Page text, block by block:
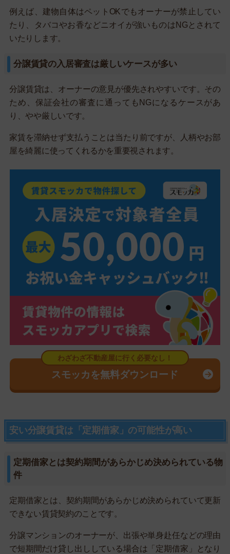
例えば、建物自体はペットOKでもオーナーが禁止してい
たり、タバコやお香などニオイが強いものはNGとされて
いたりします。
分譲賃貸の入居審査は厳しいケースが多い
分譲賃貸は、オーナーの意見が優先されやすいです。その
ため、保証会社の審査に通ってもNGになるケースがあ
り、やや厳しいです。
家賃を滞納せず支払うことは当たり前ですが、人柄やお部
屋を綺麗に使ってくれるかを重要視されます。
スモッカを無料ダウンロード
安い分譲賃貸は「定期借家」の可能性が高い
定期借家とは契約期間があらかじめ決められている物
件
定期借家とは、契約期間があらかじめ決められていて更新
できない賃貸契約のことです。
分譲マンションのオーナーが、出張や単身赴任などの理由
で短期間だけ貸し出ししている場合は「定期借家」となり